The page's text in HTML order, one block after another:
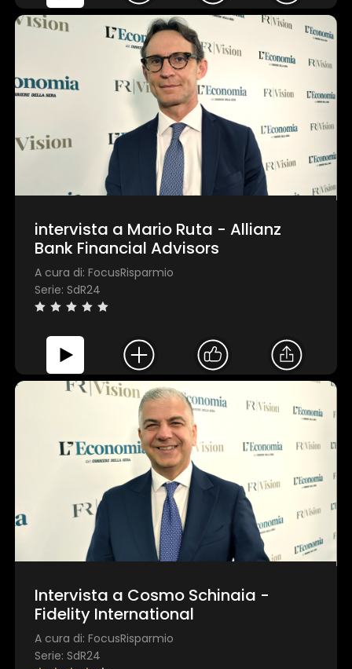
intervista a Mario Ruta - Allianz
Bank Financial Advisors
A cura di: FocusRisparmio
Serie: SdR24
Intervista a Cosmo Schinaia -
Fidelity International
A cura di: FocusRisparmio
Serie: SdR24
5 stars
4 stars
3 stars
2 stars
1 star
Invia